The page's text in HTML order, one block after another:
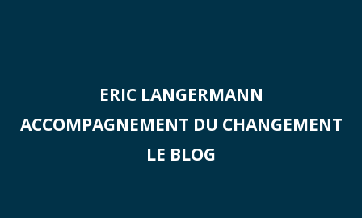
ERIC LANGERMANN
ACCOMPAGNEMENT DU CHANGEMENT
LE BLOG